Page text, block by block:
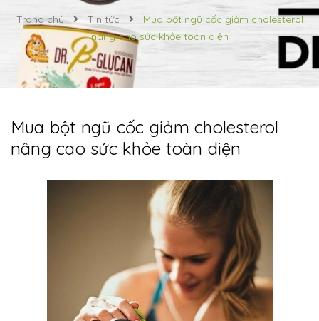
Trang chủ Tin tức
Mua bột ngũ cốc giảm cholesterol
nâng cao sức khỏe toàn diện
Mua bột ngũ cốc giảm cholesterol
nâng cao sức khỏe toàn diện